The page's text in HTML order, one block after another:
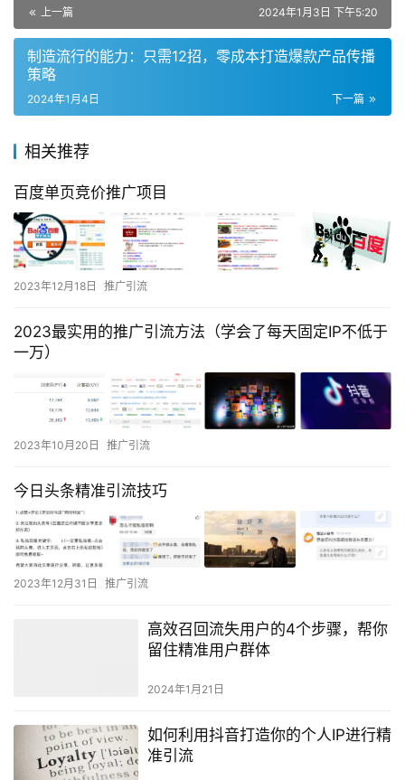
上一篇 2024年1月3日 下午5:20
制造流行的能力：只需12招，零成本打造爆款产品传播
策略
下一篇
2024年1月4日
相关推荐
百度单页竞价推广项目
2023年12月18日 推广引流
2023最实用的推广引流方法（学会了每天固定IP不低于
一万）
2023年10月20日 推广引流
今日头条精准引流技巧
2023年12月31日 推广引流
高效召回流失用户的4个步骤，帮你
留住精准用户群体
2024年1月21日
如何利用抖音打造你的个人IP进行精
准引流